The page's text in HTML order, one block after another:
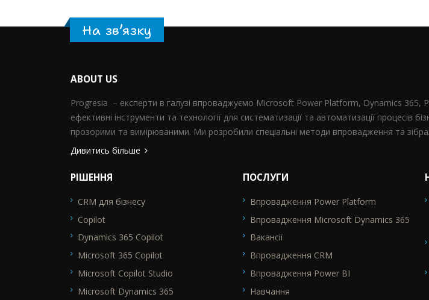
На зв’язку
ABOUT US
Progresia – експерти в галузі впроваджуємо Microsoft Power Platform, Dynamics 365,
ефективні інструменти та технології для систематизації та автоматизації процесів
прозорими та вимірюваними. Ми розробили спеціальні методи впровадження та
Дивитись більше
РІШЕННЯ
SEO_FTR1
CRM для бізнесу
Copilot
Dynamics 365 Copilot
Microsoft 365 Copilot
Microsoft Copilot Studio
Microsoft Dynamics 365
ПОСЛУГИ
SEO_FTR2
Впровадження Power Platform
Впровадження Microsoft Dynamics 365
Вакансії
Впровадження CRM
Впровадження Power BI
Навчання